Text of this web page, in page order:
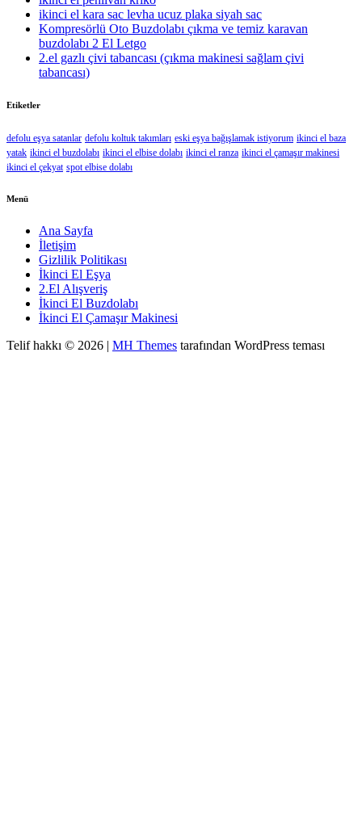
ikinci el kara sac levha ucuz plaka siyah sac
Kompresörlü Oto Buzdolabı çıkma ve temiz karavan
buzdolabı 2 El Letgo
2.el gazlı çivi tabancası (çıkma makinesi sağlam çivi
tabancası)
Etiketler
defolu eşya satanlar defolu koltuk takımları eski eşya bağışlamak istiyorum ikinci el baza
yatak ikinci el buzdolabı ikinci el elbise dolabı ikinci el ranza ikinci el çamaşır makinesi
ikinci el çekyat spot elbise dolabı
Menü
Ana Sayfa
İletişim
Gizlilik Politikası
İkinci El Eşya
2.El Alışveriş
İkinci El Buzdolabı
İkinci El Çamaşır Makinesi
Telif hakkı © 2026 | MH Themes tarafından WordPress teması